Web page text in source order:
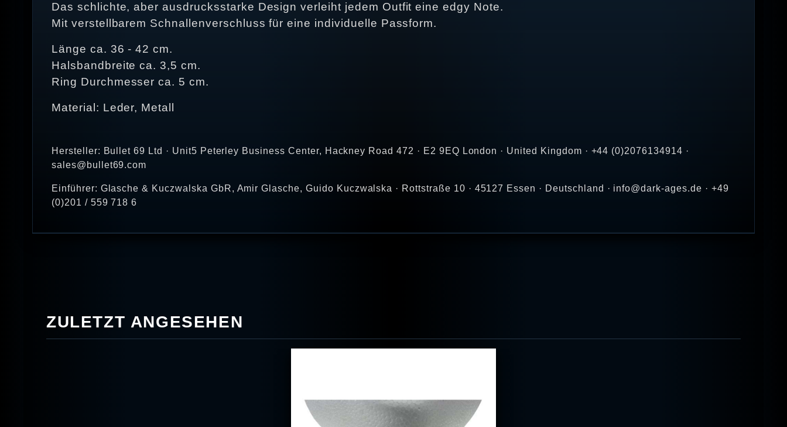
Das schlichte, aber ausdrucksstarke Design verleiht jedem Outfit eine edgy Note.
Mit verstellbarem Schnallenverschluss für eine individuelle Passform.
Länge ca. 36 - 42 cm.
Halsbandbreite ca. 3,5 cm.
Ring Durchmesser ca. 5 cm.
Material: Leder, Metall
Hersteller: Bullet 69 Ltd · Unit5 Peterley Business Center, Hackney Road 472 · E2 9EQ London · United Kingdom · +44 (0)2076134914 ·
sales@bullet69.com
Einführer: Glasche & Kuczwalska GbR, Amir Glasche, Guido Kuczwalska · Rottstraße 10 · 45127 Essen · Deutschland · info@dark-ages.de · +49
(0)201 / 559 718 6
ZULETZT ANGESEHEN